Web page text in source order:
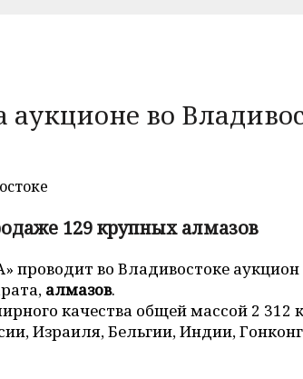
В ПРИМОРЬЕ
во
129 крупных алмазов
проводит во Владивостоке аукцион
алмазов.
качества общей массой 2 312
Израиля, Бельгии, Индии,